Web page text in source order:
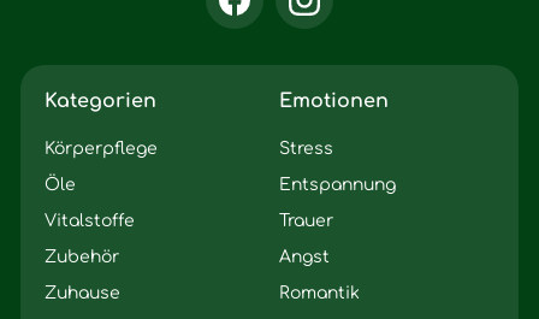
Kategorien
Körperpflege
Öle
Vitalstoffe
Zubehör
Zuhause
Emotionen
Stress
Entspannung
Trauer
Angst
Romantik